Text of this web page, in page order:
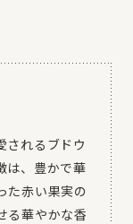
されるブドウ
は、豊かで華
た赤い果実の
る華やかな香